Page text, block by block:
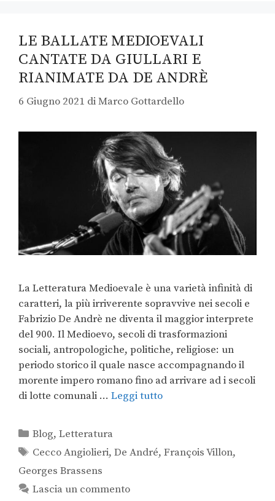
LE BALLATE MEDIOEVALI
CANTATE DA GIULLARI E
RIANIMATE DA DE ANDRÈ
6 Giugno 2021 diMarco Gottardello
La Letteratura Medioevale è una varietà infinità di
caratteri, la più irriverente sopravvive nei secoli e
Fabrizio De Andrè ne diventa il maggior interprete
del 900. Il Medioevo, secoli di trasformazioni
sociali, antropologiche, politiche, religiose: un
periodo storico il quale nasce accompagnando il
morente impero romano fino ad arrivare ad i secoli
di lotte comunali … Leggi tutto
Blog,Letteratura
Cecco Angiolieri,De André,François Villon,
Georges Brassens
Lascia un commento